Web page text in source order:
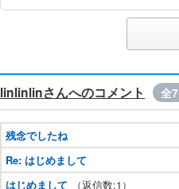
linlinlinさんへのコメント 全7
残念でしたね
Re: はじめまして
はじめまして
（返信数:1）